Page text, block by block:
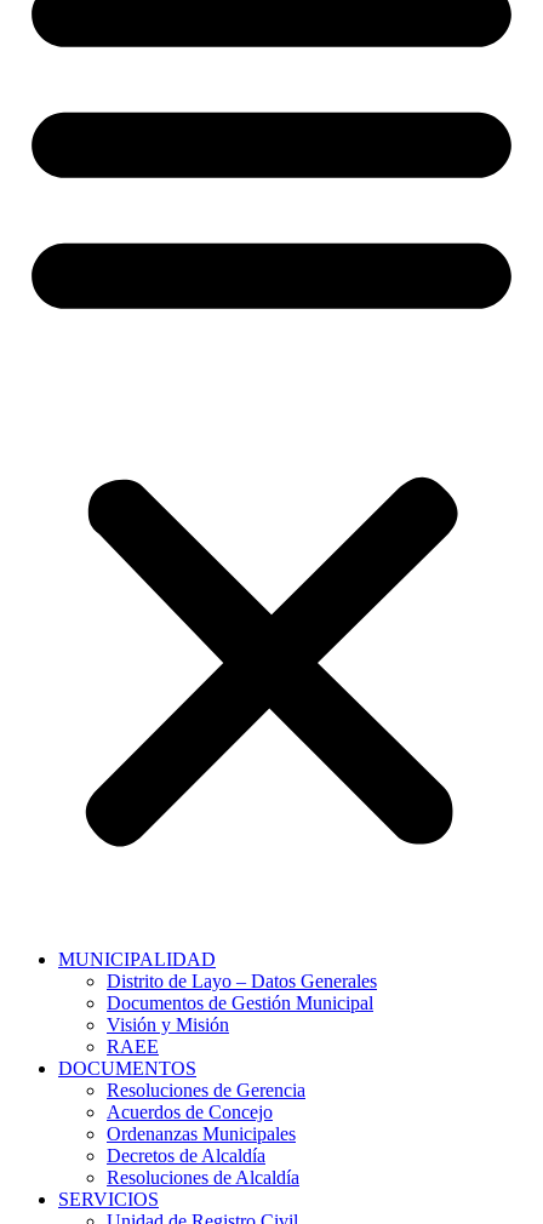
MUNICIPALIDAD
Distrito de Layo – Datos Generales
Documentos de Gestión Municipal
Visión y Misión
RAEE
DOCUMENTOS
Resoluciones de Gerencia
Acuerdos de Concejo
Ordenanzas Municipales
Decretos de Alcaldía
Resoluciones de Alcaldía
SERVICIOS